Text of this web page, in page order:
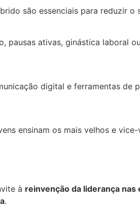
são essenciais para reduzir o
pausas ativas, ginástica laboral
digital e ferramentas
ensinam os mais velhos e
à reinvenção da liderança nas
.